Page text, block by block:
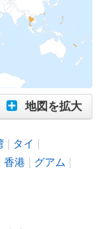
地図を拡大
| タイ |
香港 | グアム |